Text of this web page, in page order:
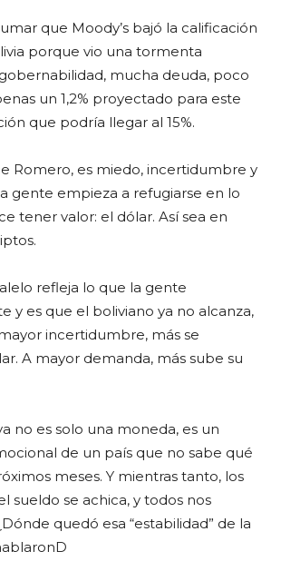
que Moody’s bajó la calificación
porque vio una tormenta
mucha deuda, poco
un 1,2% proyectado para este
que podría llegar al 15%.
Romero, es miedo, incertidumbre y
gente empieza a refugiarse en lo
tener valor: el dólar. Así sea en
refleja lo que la gente
y es que el boliviano ya no alcanza,
incertidumbre, más se
A mayor demanda, más sube su
no es solo una moneda, es un
de un país que no sabe qué
meses. Y mientras tanto, los
sueldo se achica, y todos nos
quedó esa “estabilidad” de la